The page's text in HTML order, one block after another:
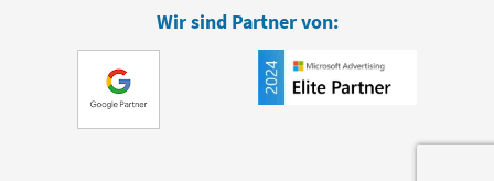
Wir sind Partner von: